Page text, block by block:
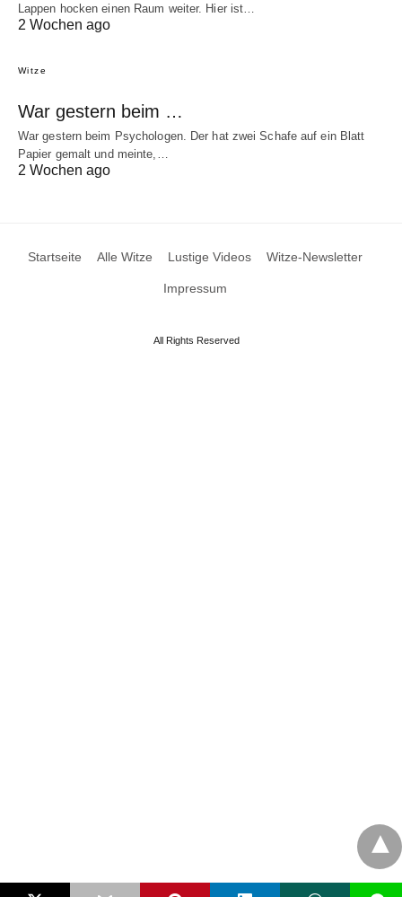
Lappen hocken einen Raum weiter. Hier ist…
2 Wochen ago
Witze
War gestern beim …
War gestern beim Psychologen. Der hat zwei Schafe auf ein Blatt
Papier gemalt und meinte,…
2 Wochen ago
Startseite Alle Witze Lustige Videos Witze-Newsletter
Impressum
All Rights Reserved